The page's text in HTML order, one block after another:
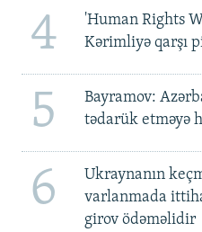
4
'Human Rights
Kərimliyə qarşı
5
Bayramov:
tədarük etməyə
6
Ukraynanın
varlanmada
girov ödəməlidir